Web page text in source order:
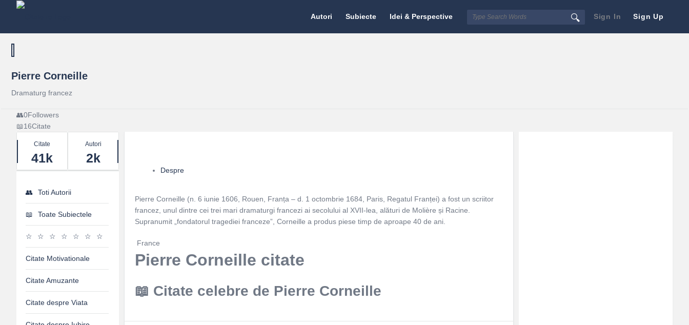
Sign In Sign Up
Citate.ro
Autori Subiecte Idei & Perspective
Pierre Corneille
Dramaturg francez
0Followers
16Citate
Despre
Pierre Corneille (n. 6 iunie 1606, Rouen, Franța – d. 1 octombrie 1684, Paris, Regatul Franței) a fost un scriitor
francez, unul dintre cei trei mari dramaturgi francezi ai secolului al XVII-lea, alături de Molière și Racine.
Supranumit „fondatorul tragediei franceze”, Corneille a produs piese timp de aproape 40 de ani.
France
Pierre Corneille citate
Citate celebre de Pierre Corneille
Stats
Citate
41k
Autori
2k
Toti Autorii
Toate Subiectele
Citate Motivationale
Citate Amuzante
Citate despre Viata